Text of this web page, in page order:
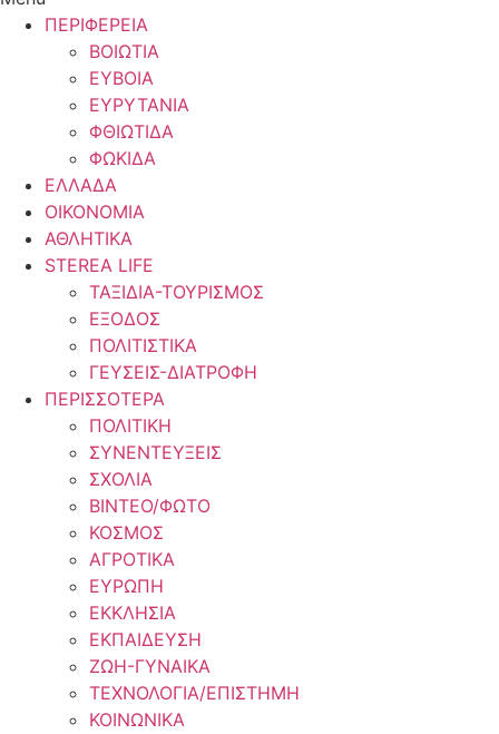
ΠΕΡΙΦΕΡΕΙΑ
ΒΟΙΩΤΙΑ
ΕΥΒΟΙΑ
ΕΥΡΥΤΑΝΙΑ
ΦΘΙΩΤΙΔΑ
ΦΩΚΙΔΑ
ΕΛΛΑΔΑ
ΟΙΚΟΝΟΜΙΑ
ΑΘΛΗΤΙΚΑ
STEREA LIFE
ΤΑΞΙΔΙΑ-ΤΟΥΡΙΣΜΟΣ
ΕΞΟΔΟΣ
ΠΟΛΙΤΙΣΤΙΚΑ
ΓΕΥΣΕΙΣ-ΔΙΑΤΡΟΦΗ
ΠΕΡΙΣΣΟΤΕΡΑ
ΠΟΛΙΤΙΚΗ
ΣΥΝΕΝΤΕΥΞΕΙΣ
ΣΧΟΛΙΑ
ΒΙΝΤΕΟ/ΦΩΤΟ
ΚΟΣΜΟΣ
ΑΓΡΟΤΙΚΑ
ΕΥΡΩΠΗ
ΕΚΚΛΗΣΙΑ
ΕΚΠΑΙΔΕΥΣΗ
ΖΩΗ-ΓΥΝΑΙΚΑ
ΤΕΧΝΟΛΟΓΙΑ/ΕΠΙΣΤΗΜΗ
ΚΟΙΝΩΝΙΚΑ